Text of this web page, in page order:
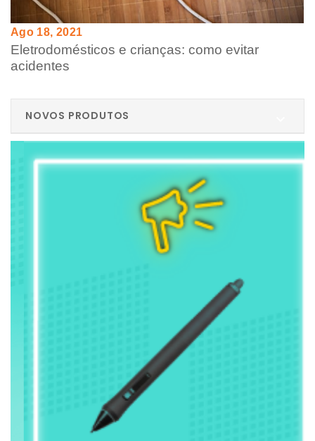
Ago 18, 2021
Eletrodomésticos e crianças: como evitar
acidentes
NOVOS PRODUTOS